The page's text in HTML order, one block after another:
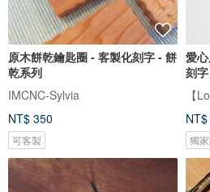
原木餅乾鑰匙圈 - 客製化刻字 - 餅
乾系列
IMCNC-Sylvia
NT$ 350
可客製
愛
刻字
【
獨